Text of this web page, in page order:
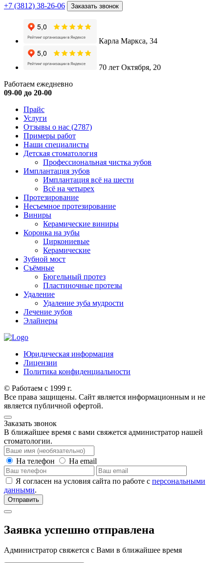
+7 (3812) 38-26-06 Заказать звонок
Карла Маркса, 34
70 лет Октября, 20
Работаем ежедневно
09-00 до 20-00
Прайс
Услуги
Отзывы о нас (2787)
Примеры работ
Наши специалисты
Детская стоматология
Профессиональная чистка зубов
Имплантация зубов
Имплантация всё на шести
Всё на четырех
Протезирование
Несъемное протезирование
Виниры
Керамические виниры
Коронка на зубы
Циркониевые
Керамические
Зубной мост
Съёмные
Бюгельный протез
Пластиночные протезы
Удаление
Удаление зуба мудрости
Лечение зубов
Элайнеры
Юридическая информация
Лицензии
Политика конфиденциальности
© Работаем с 1999 г.
Все права защищены. Сайт является информационным и не
является публичной офертой.
Заказать звонок
В ближайшее время с вами свяжется администратор нашей
стоматологии.
На телефон На email
Я согласен на условия сайта по работе с персональными
данными.
Отправить
Заявка успешно отправлена
Администратор свяжется с Вами в ближайшее время